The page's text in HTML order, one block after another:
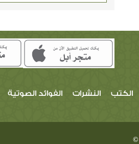
الكتب النشرات الفوائد الصوتية